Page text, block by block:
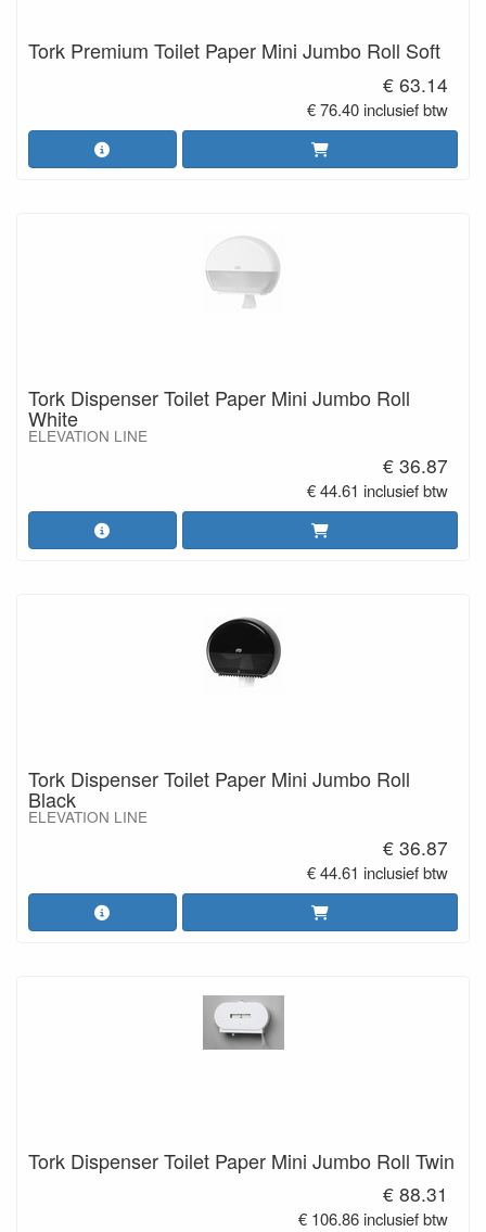
Tork Premium Toilet Paper Mini Jumbo Roll Soft
€ 63.14
€ 76.40 inclusief btw
Tork Dispenser Toilet Paper Mini Jumbo Roll
White
ELEVATION LINE
€ 36.87
€ 44.61 inclusief btw
Tork Dispenser Toilet Paper Mini Jumbo Roll
Black
ELEVATION LINE
€ 36.87
€ 44.61 inclusief btw
Tork Dispenser Toilet Paper Mini Jumbo Roll Twin
€ 88.31
€ 106.86 inclusief btw